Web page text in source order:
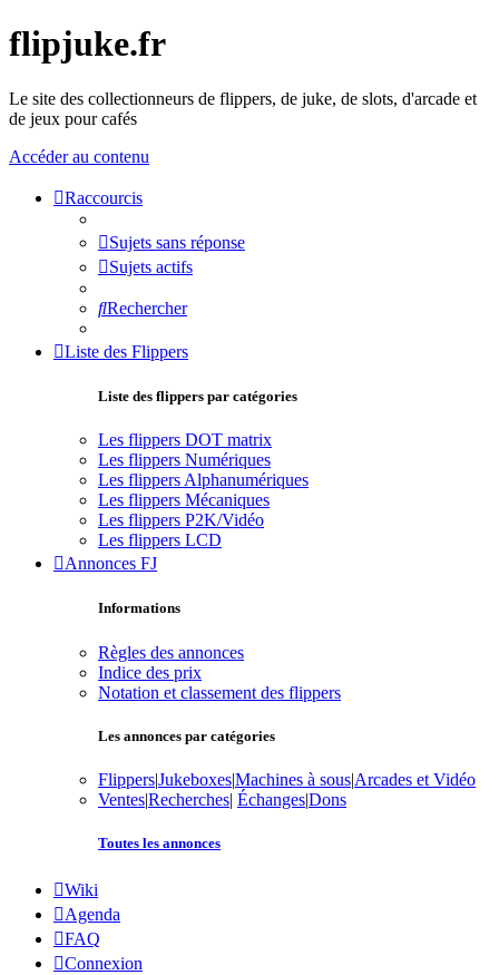
flipjuke.fr
Le site des collectionneurs de flippers, de juke, de slots, d'arcade et
de jeux pour cafés
Accéder au contenu
Raccourcis
Sujets sans réponse
Sujets actifs
Rechercher
Liste des Flippers
Liste des flippers par catégories
Les flippers DOT matrix
Les flippers Numériques
Les flippers Alphanumériques
Les flippers Mécaniques
Les flippers P2K/Vidéo
Les flippers LCD
Annonces FJ
Informations
Règles des annonces
Indice des prix
Notation et classement des flippers
Les annonces par catégories
Flippers|Jukeboxes|Machines à sous|Arcades et Vidéo
Ventes|Recherches| Échanges|Dons
Toutes les annonces
Wiki
Agenda
FAQ
Connexion